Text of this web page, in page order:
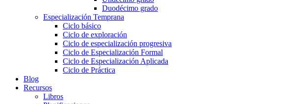
Duodécimo grado
Especialización Temprana
Ciclo básico
Ciclo de exploración
Ciclo de especialización progresiva
Ciclo de Especialización Formal
Ciclo de Especialización Aplicada
Ciclo de Práctica
Blog
Recursos
Libros